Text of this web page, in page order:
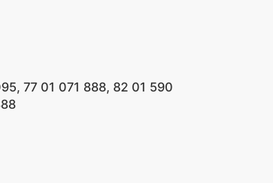
77 01 071 888, 82 01 590